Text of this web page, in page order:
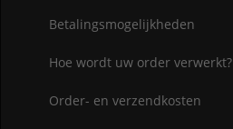
Betalingsmogelijkheden
Hoe wordt uw order verwerkt?
Order- en verzendkosten